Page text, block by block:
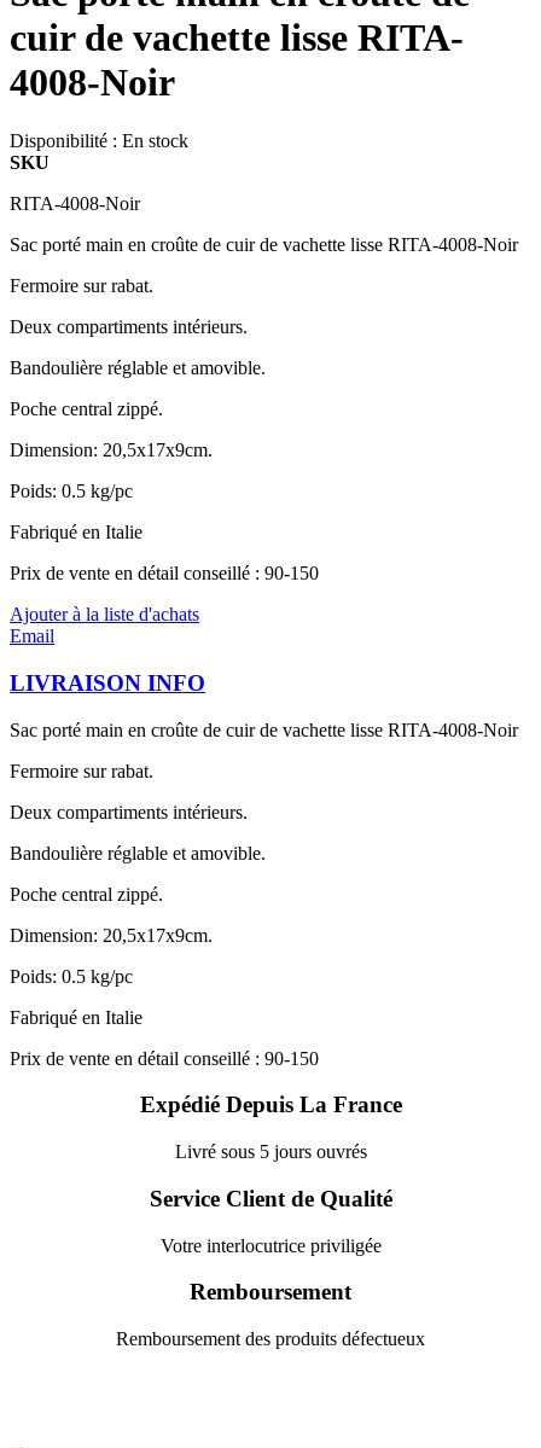
cuir de vachette lisse RITA-
4008-Noir
Disponibilité : En stock
SKU
RITA-4008-Noir
Sac porté main en croûte de cuir de vachette lisse RITA-4008-Noir
Fermoire sur rabat.
Deux compartiments intérieurs.
Bandoulière réglable et amovible.
Poche central zippé.
Dimension: 20,5x17x9cm.
Poids: 0.5 kg/pc
Fabriqué en Italie
Prix de vente en détail conseillé : 90-150
Ajouter à la liste d'achats
Email
LIVRAISON INFO
Sac porté main en croûte de cuir de vachette lisse RITA-4008-Noir
Fermoire sur rabat.
Deux compartiments intérieurs.
Bandoulière réglable et amovible.
Poche central zippé.
Dimension: 20,5x17x9cm.
Poids: 0.5 kg/pc
Fabriqué en Italie
Prix de vente en détail conseillé : 90-150
Expédié Depuis La France
Livré sous 5 jours ouvrés
Service Client de Qualité
Votre interlocutrice priviligée
Remboursement
Remboursement des produits défectueux